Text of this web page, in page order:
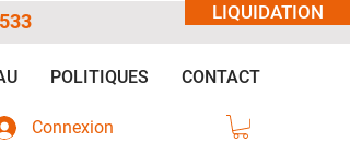
LIQUIDATION
POLITIQUES CONTACT
Connexion